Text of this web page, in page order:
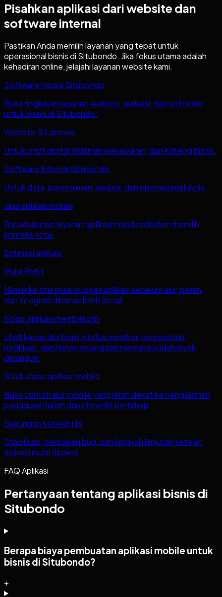
Pisahkan aplikasi dari website dan
software internal
Pastikan Anda memilih layanan yang tepat untuk
operasional bisnis di Situbondo. Jika fokus utama adalah
kehadiran online, jelajahi layanan website kami.
Software house Situbondo
Buka ringkasan layanan website, aplikasi, dan software
untuk bisnis di Situbondo.
Website Situbondo
Untuk profil digital, halaman penawaran, dan katalog bisnis.
Software Internal Situbondo
Untuk data, persetujuan, dasbor, dan operasional bisnis.
Jasa aplikasi mobile
Baca halaman layanan aplikasi mobile sebelum memilih
konteks kota.
Estimasi aplikasi
Mulai Rp8jt
Masuk ke titik mulai budget aplikasi sebelum alur, peran,
dan integrasi dibahas lebih detail.
Solusi aplikasi membership
Lihat kapan alur login, status member, pemesanan,
notifikasi, dan histori pelanggan memang sudah layak
dibangun.
Studi kasus aplikasi mobile
Buka contoh alur mobile yang lebih dekat ke pengalaman
pengguna harian dan ritme rilis bertahap.
Dukungan setelah rilis
Stabilisasi, perbaikan bug, dan langkah lanjutan setelah
aplikasi mulai dipakai.
FAQ Aplikasi
Pertanyaan tentang aplikasi bisnis di
Situbondo
Berapa biaya pembuatan aplikasi mobile untuk
bisnis di Situbondo?
+